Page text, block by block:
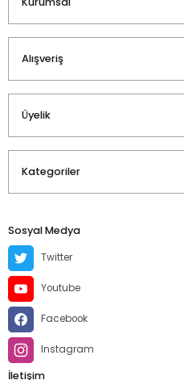
Alışveriş
Üyelik
Kategoriler
Sosyal Medya
Twitter
Youtube
Facebook
Instagram
İletişim